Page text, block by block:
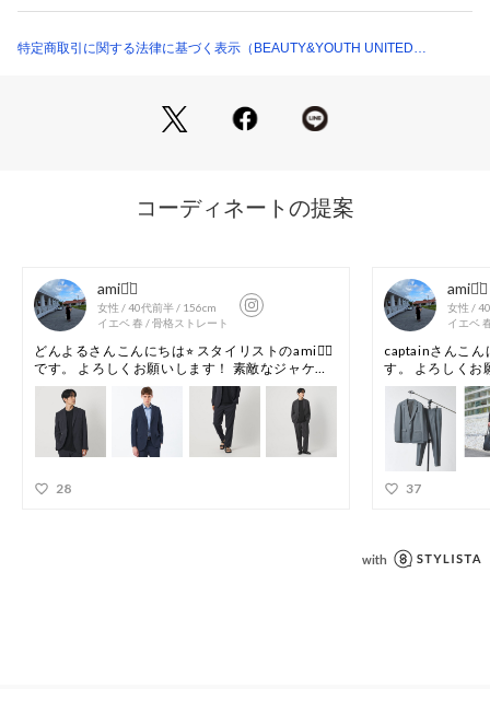
腰ポケットの中にはコインポケット付きで機能性を確保。
全体的に広めの幅感で、存在感のあるワイドシルエット。
トレンド感を取り入れた着こなしにぴったりです。
が増す構成になっています。
グローバルな生地サプライヤーである、合繊染色加工メーカー
の小松マテーレ別注生地を使用した”小松パック”シリーズ。
毎年ご好評いただき、今シーズンでは同生地で計6型展開いた
します。
微細でエレガントなシワ加工が特徴的なポリエステルツイル地
をベースに、撥水加工を付与。
シティウェアとして過不足がない、Beauty&Youthエクスクル
ーシブファブリックです。
■コーディネート
また、シャツとブルゾンを組み合わせたクリーンな着こなしも
12141862605 （ショップ）
特定商取引に関する法律に基づく表示（BEAUTY&YOUTH UNITED